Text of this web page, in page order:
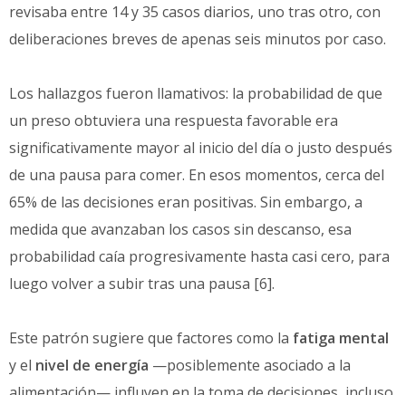
revisaba entre 14 y 35 casos diarios, uno tras otro, con
deliberaciones breves de apenas seis minutos por caso.
Los hallazgos fueron llamativos: la probabilidad de que
un preso obtuviera una respuesta favorable era
significativamente mayor al inicio del día o justo después
de una pausa para comer. En esos momentos, cerca del
65% de las decisiones eran positivas. Sin embargo, a
medida que avanzaban los casos sin descanso, esa
probabilidad caía progresivamente hasta casi cero, para
luego volver a subir tras una pausa [6].
Este patrón sugiere que factores como la fatiga mental
y el nivel de energía —posiblemente asociado a la